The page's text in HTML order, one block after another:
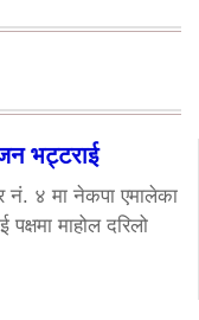
भट्टराई
नं. ४ मा नेकपा एमालेका
माहोल दरिलो